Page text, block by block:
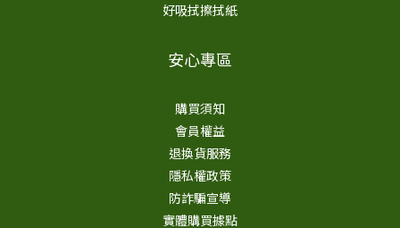
好吸拭擦拭紙
安心專區
購買須知
會員權益
退換貨服務
隱私權政策
防詐騙宣導
實體購買據點